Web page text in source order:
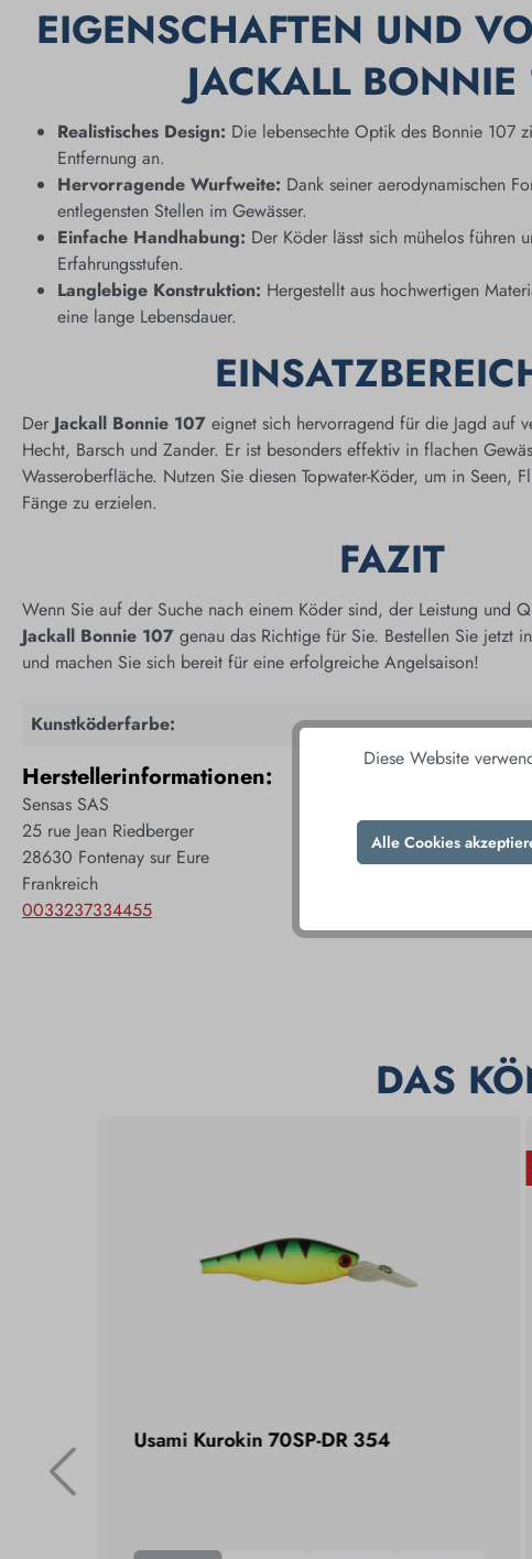
EIGENSCHAFTEN UND
JACKALL
Realistisches Design: Die lebensechte Optik des Bonnie 107
Entfernung an.
Hervorragende Wurfweite: Dank seiner aerodynamischen
entlegensten Stellen im Gewässer.
Einfache Handhabung: Der Köder lässt sich mühelos führen
Erfahrungsstufen.
Langlebige Konstruktion: Hergestellt aus hochwertigen
eine lange Lebensdauer.
Der Jackall Bonnie 107 eignet sich hervorragend für die Jagd auf
Hecht, Barsch und Zander. Er ist besonders effektiv in flachen
Wasseroberfläche. Nutzen Sie diesen Topwater-Köder, um in Seen,
Fänge zu erzielen.
FAZIT
Wenn Sie auf der Suche nach einem Köder sind, der Leistung und
Jackall Bonnie 107 genau das Richtige für Sie. Bestellen Sie jetzt
und machen Sie sich bereit für eine erfolgreiche Angelsaison!
Kunstköderfarbe:
Herstellerinformationen:
Sensas SAS
25 rue Jean Riedberger
28630 Fontenay sur Eure
Frankreich
0033237334455
DAS
Usami Kurokin 70SP-DR 354
Diese Website
Alle Cookies